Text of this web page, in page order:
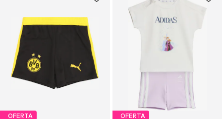
OFERTA OFERTA